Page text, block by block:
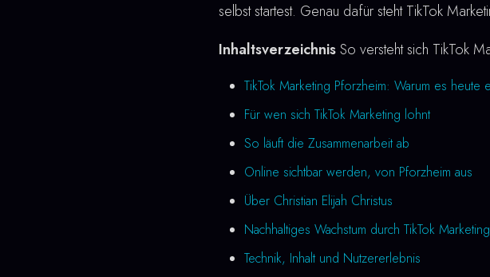
selbst startest. Genau dafür steht TikTok
InhaltsverzeichnisSo versteht sich TikTok
TikTok Marketing Pforzheim: Warum es heute
Für wen sich TikTok Marketing lohnt
So läuft die Zusammenarbeit ab
Online sichtbar werden, von Pforzheim aus
Über Christian Elijah Christus
Nachhaltiges Wachstum durch TikTok
Technik, Inhalt und Nutzererlebnis